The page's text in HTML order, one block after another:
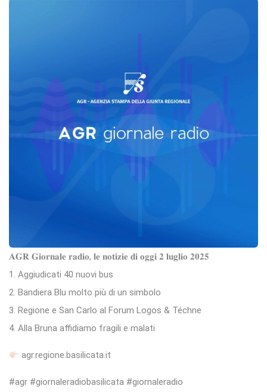
𝐀𝐆𝐑 𝐆𝐢𝐨𝐫𝐧𝐚𝐥𝐞 𝐫𝐚𝐝𝐢𝐨, 𝐥𝐞 𝐧𝐨𝐭𝐢𝐳𝐢𝐞 𝐝𝐢 𝐨𝐠𝐠𝐢 𝟐 𝐥𝐮𝐠𝐥𝐢𝐨 𝟐𝟎𝟐𝟓
1. Aggiudicati 40 nuovi bus
2. Bandiera Blu molto più di un simbolo
3. Regione e San Carlo al Forum Logos & Téchne
4. Alla Bruna affidiamo fragili e malati
agr.regione.basilicata.it
#agr #giornaleradiobasilicata #giornaleradio